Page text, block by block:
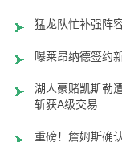
猛龙队忙补强阵
曝莱昂纳德签约
湖人豪赌凯斯勒
斩获A级交易
重磅！詹姆斯确